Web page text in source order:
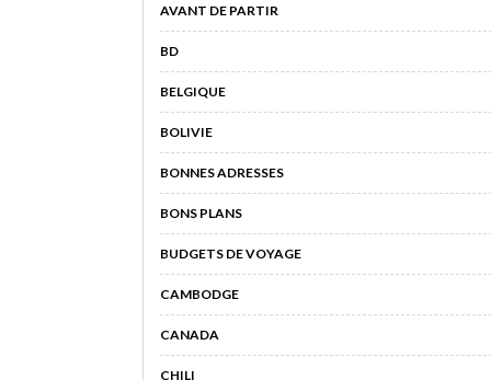
AVANT DE PARTIR
BD
BELGIQUE
BOLIVIE
BONNES ADRESSES
BONS PLANS
BUDGETS DE VOYAGE
CAMBODGE
CANADA
CHILI